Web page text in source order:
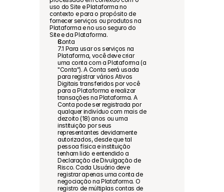
uso do Site e Plataforma no
contexto e para o propósito de
fornecer serviços ou produtos na
Plataforma e no uso seguro do
Site e da Plataforma.
Conta
7.1 Para usar os serviços na
Plataforma, você deve criar
uma conta com a Plataforma (a
"Conta"). A Conta será usada
para registrar vários Ativos
Digitais transferidos por você
para a Plataforma e realizar
transações na Plataforma. A
Conta pode ser registrada por
qualquer indivíduo com mais de
dezoito (18) anos ou uma
instituição por seus
representantes devidamente
autorizados, desde que tal
pessoa física e instituição
tenham lido e entendido a
Declaração de Divulgação de
Risco. Cada Usuário deve
registrar apenas uma conta de
negociação na Plataforma. O
registro de múltiplas contas de